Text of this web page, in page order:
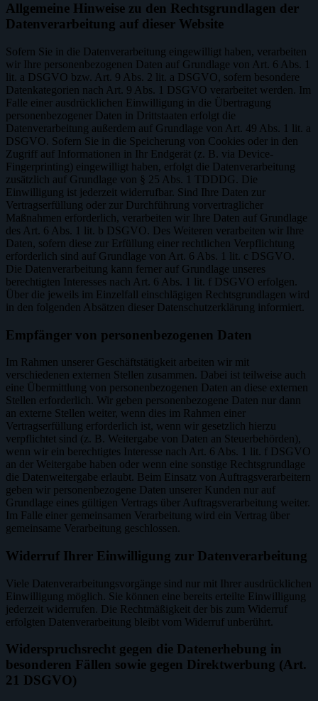
Allgemeine Hinweise zu den Rechtsgrundlagen der
Datenverarbeitung auf dieser Website
Sofern Sie in die Datenverarbeitung eingewilligt haben, verarbeiten
wir Ihre personenbezogenen Daten auf Grundlage von Art. 6 Abs. 1
lit. a DSGVO bzw. Art. 9 Abs. 2 lit. a DSGVO, sofern besondere
Datenkategorien nach Art. 9 Abs. 1 DSGVO verarbeitet werden. Im
Falle einer ausdrücklichen Einwilligung in die Übertragung
personenbezogener Daten in Drittstaaten erfolgt die
Datenverarbeitung außerdem auf Grundlage von Art. 49 Abs. 1 lit. a
DSGVO. Sofern Sie in die Speicherung von Cookies oder in den
Zugriff auf Informationen in Ihr Endgerät (z. B. via Device-
Fingerprinting) eingewilligt haben, erfolgt die Datenverarbeitung
zusätzlich auf Grundlage von § 25 Abs. 1 TDDDG. Die
Einwilligung ist jederzeit widerrufbar. Sind Ihre Daten zur
Vertragserfüllung oder zur Durchführung vorvertraglicher
Maßnahmen erforderlich, verarbeiten wir Ihre Daten auf Grundlage
des Art. 6 Abs. 1 lit. b DSGVO. Des Weiteren verarbeiten wir Ihre
Daten, sofern diese zur Erfüllung einer rechtlichen Verpflichtung
erforderlich sind auf Grundlage von Art. 6 Abs. 1 lit. c DSGVO.
Die Datenverarbeitung kann ferner auf Grundlage unseres
berechtigten Interesses nach Art. 6 Abs. 1 lit. f DSGVO erfolgen.
Über die jeweils im Einzelfall einschlägigen Rechtsgrundlagen wird
in den folgenden Absätzen dieser Datenschutzerklärung informiert.
Empfänger von personenbezogenen Daten
Im Rahmen unserer Geschäftstätigkeit arbeiten wir mit
verschiedenen externen Stellen zusammen. Dabei ist teilweise auch
eine Übermittlung von personenbezogenen Daten an diese externen
Stellen erforderlich. Wir geben personenbezogene Daten nur dann
an externe Stellen weiter, wenn dies im Rahmen einer
Vertragserfüllung erforderlich ist, wenn wir gesetzlich hierzu
verpflichtet sind (z. B. Weitergabe von Daten an Steuerbehörden),
wenn wir ein berechtigtes Interesse nach Art. 6 Abs. 1 lit. f DSGVO
an der Weitergabe haben oder wenn eine sonstige Rechtsgrundlage
die Datenweitergabe erlaubt. Beim Einsatz von Auftragsverarbeitern
geben wir personenbezogene Daten unserer Kunden nur auf
Grundlage eines gültigen Vertrags über Auftragsverarbeitung weiter.
Im Falle einer gemeinsamen Verarbeitung wird ein Vertrag über
gemeinsame Verarbeitung geschlossen.
Widerruf Ihrer Einwilligung zur Datenverarbeitung
Viele Datenverarbeitungsvorgänge sind nur mit Ihrer ausdrücklichen
Einwilligung möglich. Sie können eine bereits erteilte Einwilligung
jederzeit widerrufen. Die Rechtmäßigkeit der bis zum Widerruf
erfolgten Datenverarbeitung bleibt vom Widerruf unberührt.
Widerspruchsrecht gegen die Datenerhebung in
besonderen Fällen sowie gegen Direktwerbung (Art.
21 DSGVO)